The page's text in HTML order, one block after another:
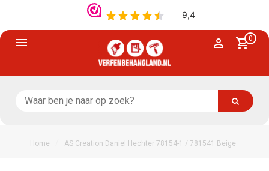
0
Home AS Creation Daniel Hechter 78154-1 / 781541 Beige